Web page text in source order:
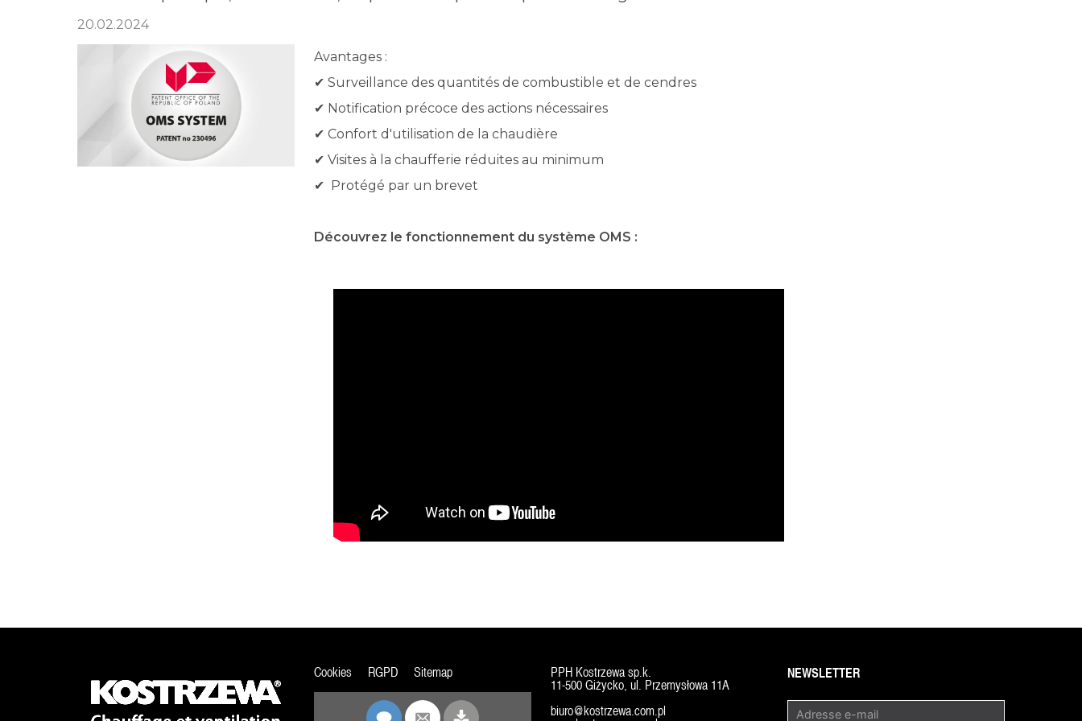
20.02.2024
Avantages :
✔ Surveillance des quantités de combustible et de cendres
✔ Notification précoce des actions nécessaires
✔ Confort d'utilisation de la chaudière
✔ Visites à la chaufferie réduites au minimum
✔ Protégé par un brevet
Découvrez le fonctionnement du système OMS :
Cookies RGPD Sitemap
PPH Kostrzewa sp.k.
11-500 Giżycko, ul. Przemysłowa 11A
biuro@kostrzewa.com.pl
NEWSLETTER